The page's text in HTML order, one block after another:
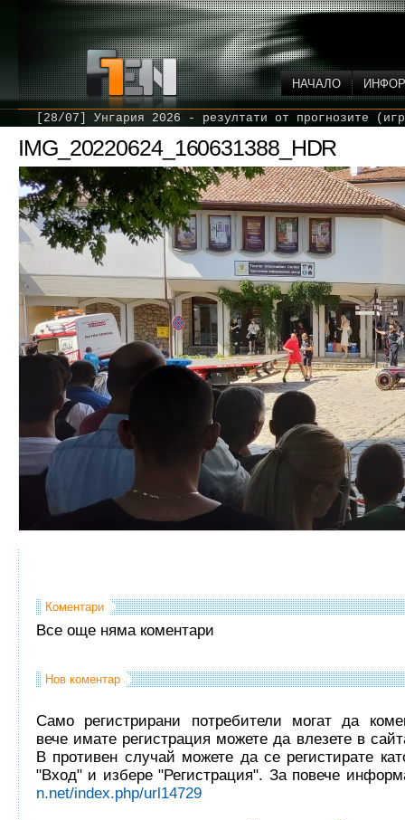
НАЧАЛО
[28/07] Унгария 2026 - резултати от прогнозите
IMG_20220624_160631388_HDR
Коментари
Все още няма коментари
Нов коментар
Само регистрирани потребители могат да
вече имате регистрация можете да влезете в
В противен случай можете да се регистирате
"Вход" и избере "Регистрация". За повече
n.net/index.php/url14729